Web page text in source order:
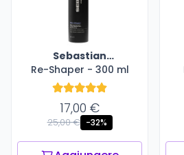
Sebastian
Professional
Re-Shaper - 300 ml
17,00 €
25,00 € -32%